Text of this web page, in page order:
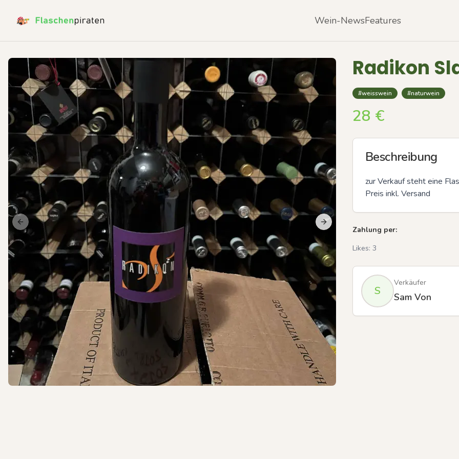
Wein-NewsFeatures
Previous slide Next slide
Previous slide
Radikon
#weisswein #naturwein
28 €
Beschreibung
zur Verkauf steht eine
Preis inkl. Versand
Zahlung per:
Likes: 3
S
Verkäufer
Sam Von